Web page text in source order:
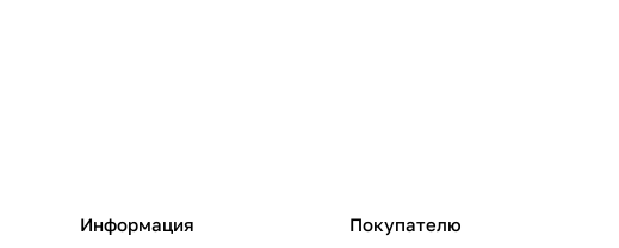
Информация Покупателю